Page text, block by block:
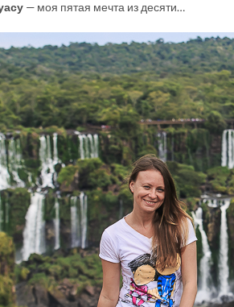
— моя пятая мечта из десяти…